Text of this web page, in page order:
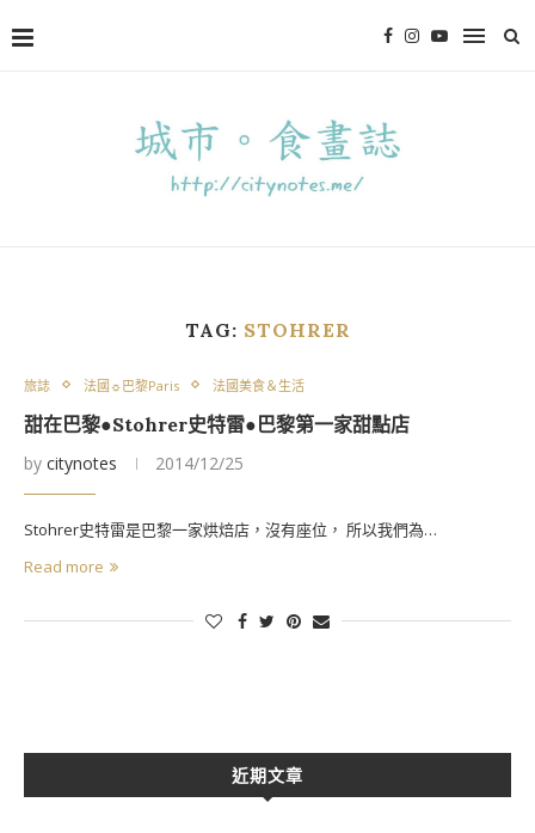
TAG: STOHRER
旅誌 法國☼巴黎Paris 法國美食＆生活
甜在巴黎●Stohrer史特雷●巴黎第一家甜點店
by citynotes 2014/12/25
Stohrer史特雷是巴黎一家烘焙店，沒有座位， 所以我們為…
Read more
近期文章